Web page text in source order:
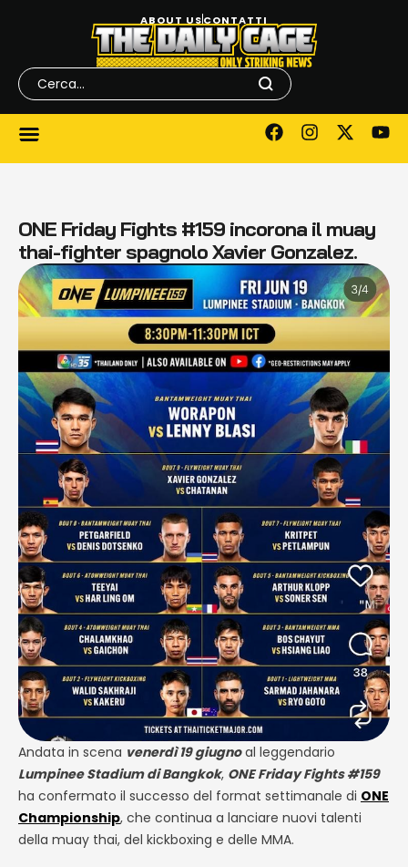
ABOUT USCONTATTI
ONE Friday Fights #159 incorona il muay
thai-fighter spagnolo Xavier Gonzalez.
Andata in scena venerdì 19 giugnoal leggendario
Lumpinee Stadiumdi Bangkok, ONE Friday Fights #159
ha confermato il successo del format settimanale di ONE
Championship, che continua a lanciare nuovi talenti
della muay thai, del kickboxing e delle MMA.